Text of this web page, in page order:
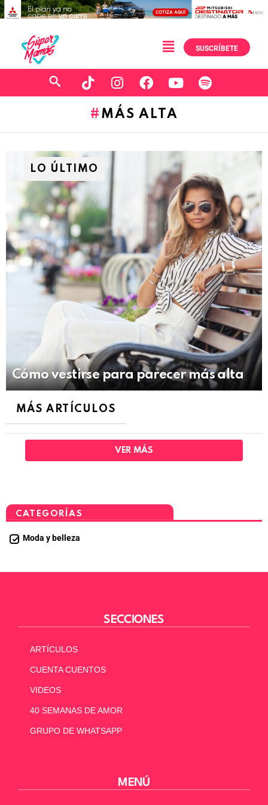
SUSCRÍBETE
MÁS ALTA
LO ÚLTIMO
Cómo vestirse para parecer más alta
MÁS ARTÍCULOS
VER MÁS
CATEGORÍAS
Moda y belleza
SECCIONES
ARTÍCULOS
CUENTA CUENTOS
VIDEOS
40 SEMANAS DE AMOR
GRUPO DE WHATSAPP
MENÚ